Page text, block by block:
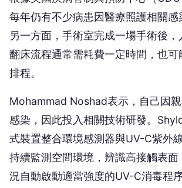
每年仍有不少病患因醫療照護相關感
另一方面，手術室完成一場手術後
翻床流程通常需耗費一定時間，也
排程。
Mohammad Noshad表示，自己因
感染，因此投入相關技術研發。
式裝置整合環境感測器與UV-C紫外
持續監測空間環境，辨識高接觸表面
況自動啟動適當強度的UV-C消毒程